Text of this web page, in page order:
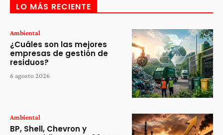
LO MÁS RECIENTE
Ambiental
¿Cuáles son las mejores
empresas de gestión de
residuos?
6 agosto 2026
Ambiental
BP, Shell, Chevron y